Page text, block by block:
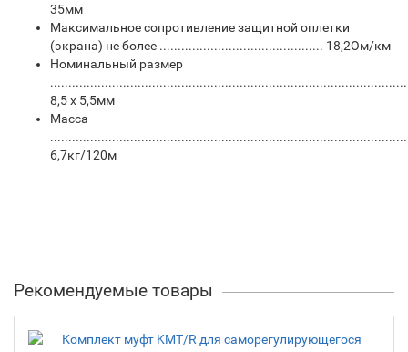
35мм
Максимальное сопротивление защитной оплетки
(экрана) не более ............................................. 18,2Ом/км
Номинальный размер
8,5 x 5,5мм
Масса
6,7кг/120м
Рекомендуемые товары